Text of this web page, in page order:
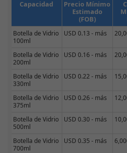
Capacidad
Precio Mínimo
Estimado
(FOB)
Botella de Vidrio
100ml
USD 0.13 - más
Botella de Vidrio
200ml
USD 0.16 - más
Botella de Vidrio
330ml
USD 0.22 - más
Botella de Vidrio
375ml
USD 0.26 - más
Botella de Vidrio
500ml
USD 0.30 - más
Botella de Vidrio
700ml
USD 0.35 - más